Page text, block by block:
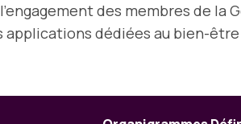
des membres de
dédiées au bien-